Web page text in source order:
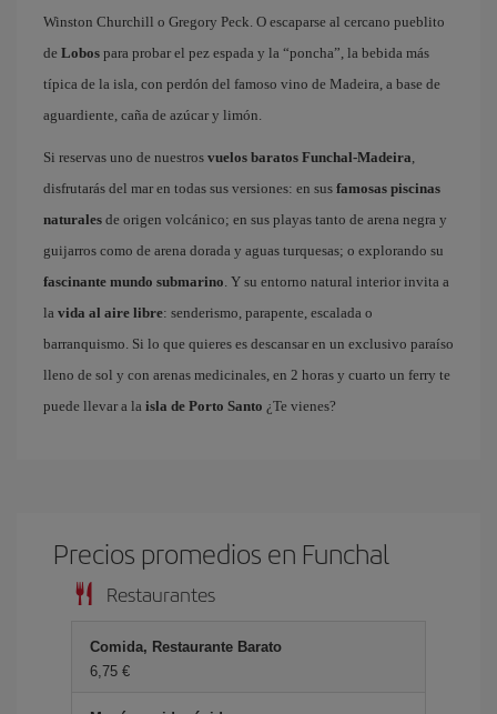
Winston Churchill o Gregory Peck. O escaparse al cercano pueblito
de Lobos para probar el pez espada y la “poncha”, la bebida más
típica de la isla, con perdón del famoso vino de Madeira, a base de
aguardiente, caña de azúcar y limón.
Si reservas uno de nuestros vuelos baratos Funchal-Madeira
disfrutarás del mar en todas sus versiones: en sus famosas piscinas
naturales de origen volcánico; en sus playas tanto de arena negra y
guijarros como de arena dorada y aguas turquesas; o explorando su
fascinante mundo submarino . Y su entorno natural interior invita a
la vida al aire libre: senderismo, parapente, escalada o
barranquismo. Si lo que quieres es descansar en un exclusivo paraíso
lleno de sol y con arenas medicinales, en 2 horas y cuarto un ferry te
puede llevar a la isla de Porto Santo ¿Te vienes?
Precios promedios en Funchal
Restaurantes
Comida, Restaurante Barato
6,75 €